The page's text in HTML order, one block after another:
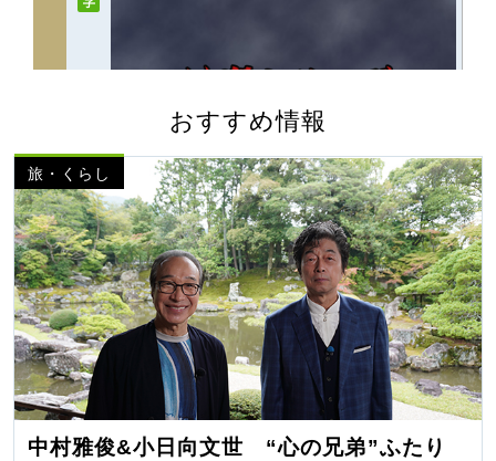
おすすめ情報
旅・くらし
中村雅俊&小日向文世 “心の兄弟”ふたり